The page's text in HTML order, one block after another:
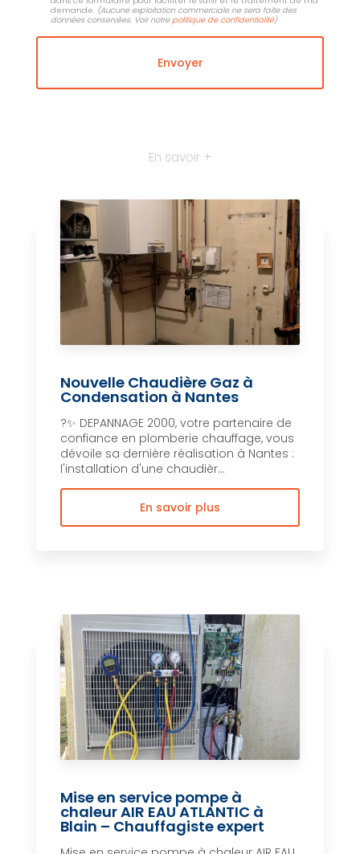
demande. (Aucune exploitation commerciale ne sera faite des
données conservées. Voir notrepolitique de confidentialité)
En savoir +
Nouvelle Chaudière Gaz à
Condensation à Nantes
?✨ DEPANNAGE 2000, votre partenaire de
confiance en plomberie chauffage, vous
dévoile sa dernière réalisation à Nantes :
l'installation d'une chaudièr...
En savoir plus
Mise en service pompe à
chaleur AIR EAU ATLANTIC à
Blain – Chauffagiste expert